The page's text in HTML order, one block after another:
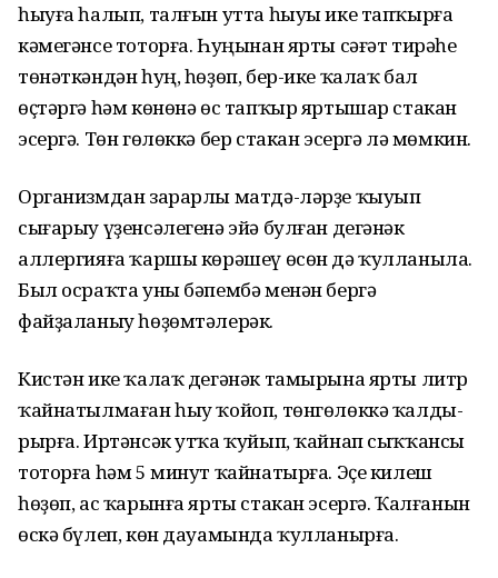
һыуға һалып, талғын утта һыуы ике тапҡырға
кәмегәнсе тоторға. Һуңынан ярты сәғәт тирәһе
төнәткәндән һуң, һөҙөп, бер-ике ҡалаҡ бал
өҫтәргә һәм көнөнә өс тапҡыр яртышар стакан
эсергә. Төн­ гөлөккә бер стакан эсергә лә мөмкин.
Организмдан зарарлы матдә-ләрҙе ҡыуып
сығарыу үҙенсәлегенә эйә булған дегәнәк
аллергияға ҡаршы көрәшеү өсөн дә ҡулланыла.
Был осраҡта уны бәпембә менән бергә
файҙаланыу һөҙөмтәлерәк.
Кистән ике ҡалаҡ дегәнәк тамырына ярты литр
ҡайнатылмаған һыу ҡойоп, төнгөлөккә ҡалды-
рырға. Иртәнсәк утҡа ҡуйып, ҡайнап сыҡҡансы
тоторға һәм 5 минут ҡайнатырға. Эҫе килеш
һөҙөп, ас ҡарынға ярты стакан эсергә. Ҡалғанын
өскә бүлеп, көн дауамында ҡулланырға.